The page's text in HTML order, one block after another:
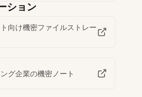
ション
向け機密ファイルストレー
グ企業の機密ノート